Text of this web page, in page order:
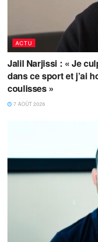
ACTU
Jalil Narjissi : « Je
dans ce sport et j’ai
coulisses »
7 AOÛT 2026